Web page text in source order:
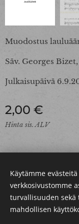
Muodostus
Säv. Georges
Julkaisupäivä
2,00 €
Hinta sis. ALV
Käytämme
verkkosivustomme
turvallisuuden sekä
mahdollisen